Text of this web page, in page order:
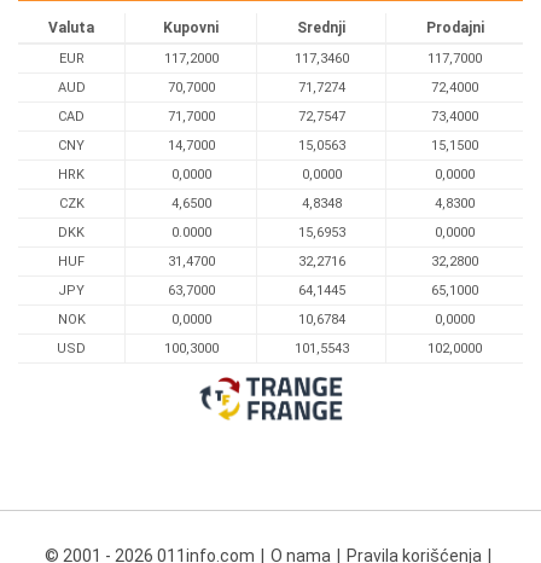
Valuta Kupovni Srednji Prodajni
EUR 117,2000 117,3460
117,7000
AUD
70,7000 71,7274
72,4000
CAD
71,7000 72,7547
73,4000
CNY
14,7000 15,0563
15,1500
HRK
0,0000 0,0000
0,0000
CZK
4,6500 4,8348
4,8300
DKK
0.0000 15,6953
0,0000
HUF
31,4700 32,2716
32,2800
JPY
63,7000 64,1445
65,1000
NOK
0,0000 10,6784
0,0000
USD
100,3000 101,5543 102,0000
© 2001 - 2026 011info.com O nama Pravila korišćenja